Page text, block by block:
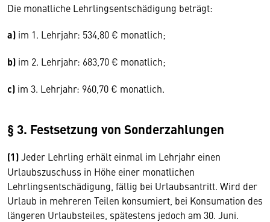
Die monatliche Lehrlingsentschädigung beträgt:
a) im 1. Lehrjahr: 534,80 € monatlich;
b) im 2. Lehrjahr: 683,70 € monatlich;
c) im 3. Lehrjahr: 960,70 € monatlich.
§ 3. Festsetzung von Sonderzahlungen
(1)Jeder Lehrling erhält einmal im Lehrjahr einen
Urlaubszuschuss in Höhe einer monatlichen
Lehrlingsentschädigung, fällig bei Urlaubsantritt. Wird der
Urlaub in mehreren Teilen konsumiert, bei Konsumation des
längeren Urlaubsteiles, spätestens jedoch am 30. Juni.